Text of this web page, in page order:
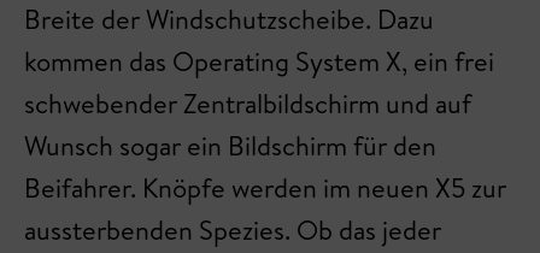
Breite der Windschutzscheibe. Dazu
kommen das Operating System X, ein frei
schwebender Zentralbildschirm und auf
Wunsch sogar ein Bildschirm für den
Beifahrer. Knöpfe werden im neuen X5 zur
aussterbenden Spezies. Ob das jeder